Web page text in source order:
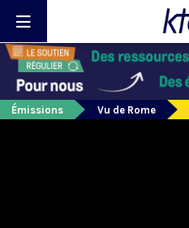
Émissions Vu de Rome